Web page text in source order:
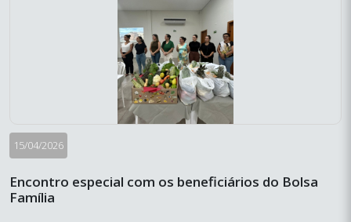
15/04/2026
Encontro especial com os beneficiários do Bolsa
Família